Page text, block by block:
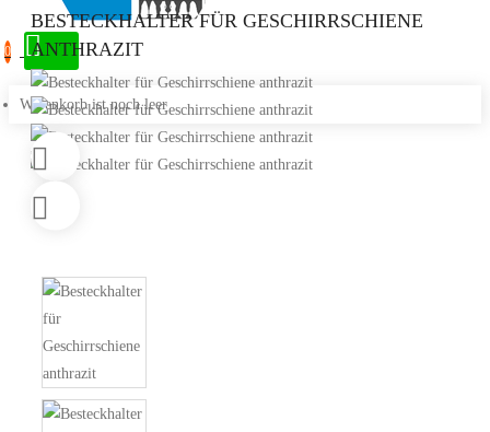
0
Warenkorb ist noch leer
BESTECKHALTER FÜR GESCHIRRSCHIENE
ANTHRAZIT